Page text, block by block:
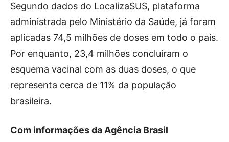
Segundo dados do LocalizaSUS, plataforma
administrada pelo Ministério da Saúde, já foram
aplicadas 74,5 milhões de doses em todo o país.
Por enquanto, 23,4 milhões concluíram o
esquema vacinal com as duas doses, o que
representa cerca de 11% da população
brasileira.
Com informações da Agência Brasil